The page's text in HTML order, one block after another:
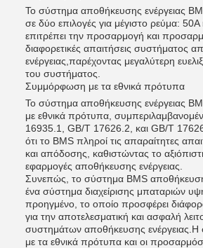
Το σύστημα αποθήκευσης ενέργειας
σε δύο επιλογές για μέγιστο ρεύμα:
επιτρέπει την προσαρμογή και
διαφορετικές απαιτήσεις συστήματος
ενέργειας,παρέχοντας μεγαλύτερη
του συστήματος.
Συμμόρφωση με τα εθνικά πρότυπα
Το σύστημα αποθήκευσης ενέργειας
με εθνικά πρότυπα,
16935.1, GB/T 17626.2, και GB/T
ότι το BMS πληροί τις απαραίτητες
και απόδοσης, καθιστώντας το
εφαρμογές αποθήκευσης ενέργειας.
Συνεπώς, το σύστημα BMS αποθήκευσης
ένα σύστημα διαχείρισης μπαταριών
προηγμένο, το οποίο προσφέρει
για την αποτελεσματική και ασφαλή
συστημάτων αποθήκευσης
με τα εθνικά πρότυπα και οι